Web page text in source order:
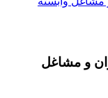
و مشاغل